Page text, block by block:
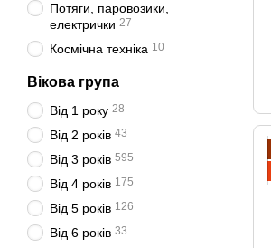
Потяги, паровозики,
електрички 27
Космічна техніка 10
Вікова група
Від 1 року 28
Від 2 років 43
Від 3 років 595
Від 4 років 175
Від 5 років 126
Від 6 років 33